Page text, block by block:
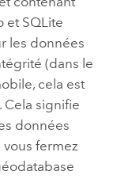
et SQLite
les données
(dans le
cela est
Cela signifie
données
fermez